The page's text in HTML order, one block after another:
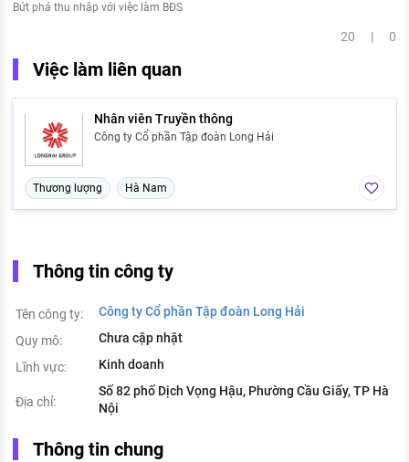
Bứt phá thu nhập với việc làm BĐS
20 | 0
Việc làm liên quan
Nhân viên Truyền thông
Công ty Cổ phần Tập đoàn Long Hải
Thương lượng Hà Nam
Thông tin công ty
Tên công ty:
Công ty Cổ phần Tập đoàn Long Hải
Quy mô:
Chưa cập nhật
Lĩnh vực:
Kinh doanh
Địa chỉ:
Số 82 phố Dịch Vọng Hậu, Phường Cầu Giấy, TP Hà
Nội
Thông tin chung